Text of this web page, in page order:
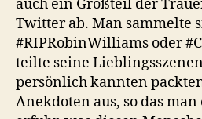
auch ein Großteil der
Twitter ab. Man sammelte
#RIPRobinWilliams oder
teilte seine
persönlich kannten
Anekdoten aus, so das